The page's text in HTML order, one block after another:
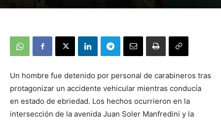
Un hombre fue detenido por personal de carabineros tras
protagonizar un accidente vehicular mientras conducía
en estado de ebriedad. Los hechos ocurrieron en la
intersección de la avenida Juan Soler Manfredini y la